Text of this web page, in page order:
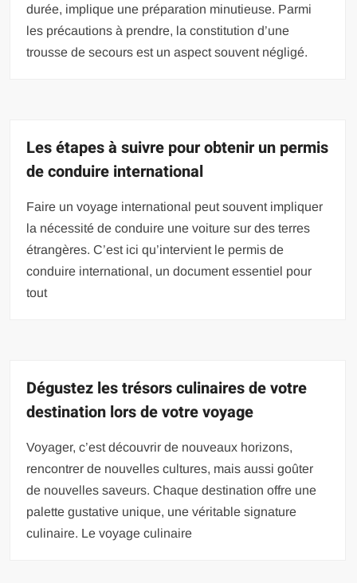
durée, implique une préparation minutieuse. Parmi
les précautions à prendre, la constitution d’une
trousse de secours est un aspect souvent négligé.
Les étapes à suivre pour obtenir un permis
de conduire international
Faire un voyage international peut souvent impliquer
la nécessité de conduire une voiture sur des terres
étrangères. C’est ici qu’intervient le permis de
conduire international, un document essentiel pour
tout
Dégustez les trésors culinaires de votre
destination lors de votre voyage
Voyager, c’est découvrir de nouveaux horizons,
rencontrer de nouvelles cultures, mais aussi goûter
de nouvelles saveurs. Chaque destination offre une
palette gustative unique, une véritable signature
culinaire. Le voyage culinaire